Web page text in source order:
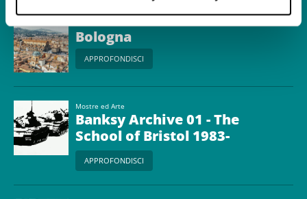
Bologna
APPROFONDISCI
Mostre ed Arte
Banksy Archive 01 - The
School of Bristol 1983-
2005
APPROFONDISCI